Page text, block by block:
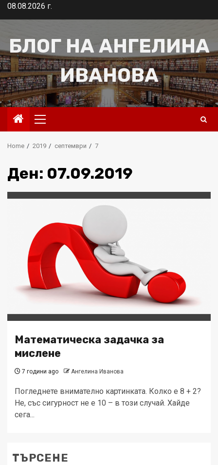
Skip08.08.2026 г.
БЛОГ НА АНГЕЛИНА
ИВАНОВА
Primary
Menu
Home 2019 септември 7
Ден: 07.09.2019
Математическа задачка за
мислене
7 години ago Ангелина Иванова
Погледнете внимателно картинката. Колко е 8 + 2?
Не, със сигурност не е 10 – в този случай. Хайде
сега...
ТЪРСЕНЕ